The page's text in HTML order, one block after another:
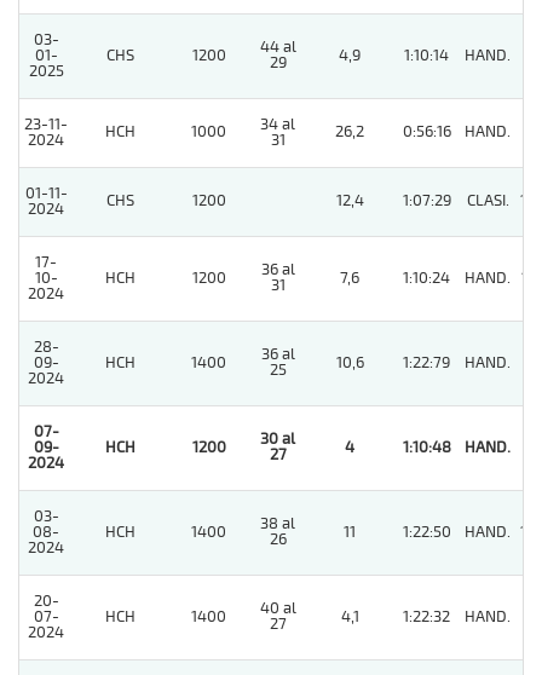
03-
01-
2025
CHS 1200
44 al
29
4,9 1:10:14 HAND.
23-11-
2024
HCH 1000
34 al
31
26,2 0:56:16 HAND.
01-11-
2024
CHS 1200 12,4 1:07:29 CLASI. 10
17-
10-
2024
HCH 1200
36 al
31
7,6 1:10:24 HAND. 12
28-
09-
2024
HCH 1400
36 al
25
10,6 1:22:79 HAND.
07-
09-
2024
HCH 1200
30 al
27
4 1:10:48 HAND.
03-
08-
2024
HCH 1400
38 al
26
11 1:22:50 HAND. 10
20-
07-
2024
HCH 1400
40 al
27
4,1 1:22:32 HAND.